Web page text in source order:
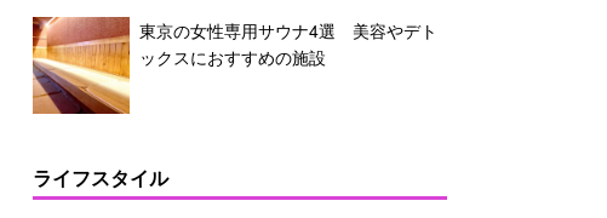
東京の女性専用サウナ4選 美容やデト
ックスにおすすめの施設
ライフスタイル